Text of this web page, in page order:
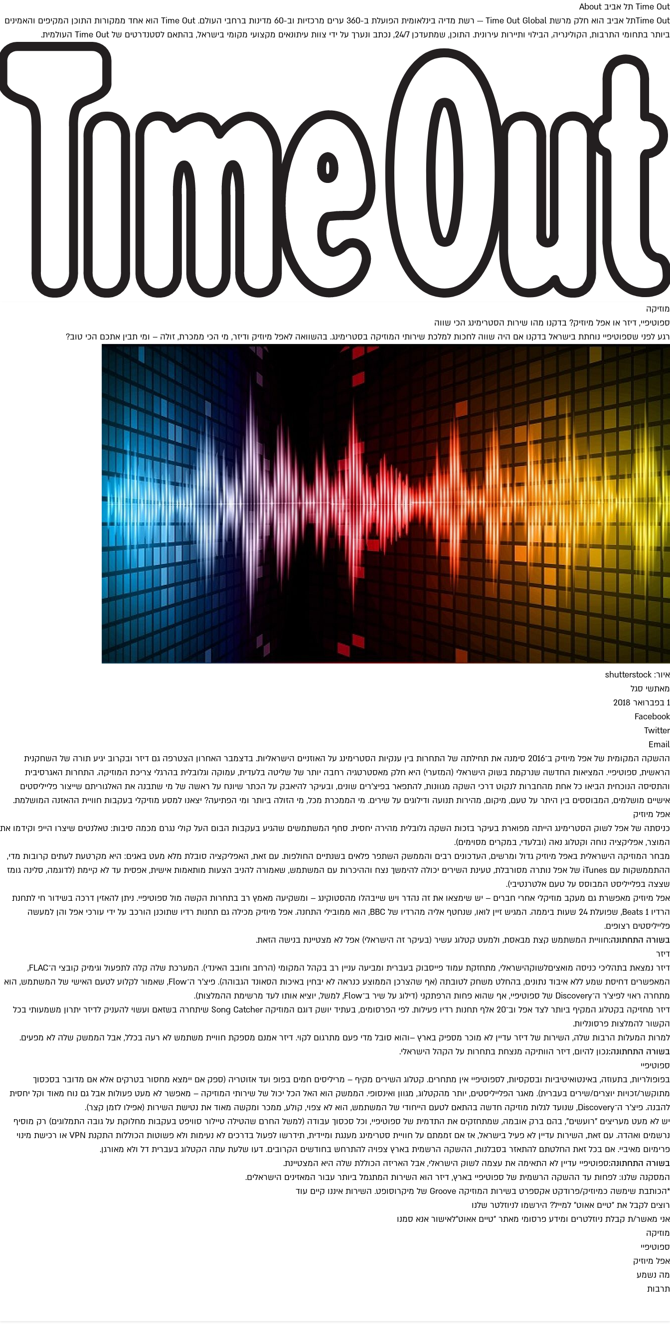
Time Out תל אביב About
Time Outתל אביב הוא חלק מרשת Time Out Global — רשת מדיה בינלאומית הפועלת ב-360 ערים מרכזיות וב-60 מדינות ברחבי העולם. Time Out הוא אחד ממקורות התוכן המקיפים והאמינים
ביותר בתחומי התרבות, הקולינריה, הבילוי ותיירות עירונית. התוכן, שמתעדכן 24/7, נכתב ונערך על ידי צוות עיתונאים מקצועי מקומי בישראל, בהתאם לסטנדרטים של Time Out העולמית.
מוזיקה
ספוטיפיי, דיזר או אפל מיוזיק? בדקנו מהו שירות הסטרימינג הכי שווה
רגע לפני שספוטיפיי נוחתת בישראל בדקנו אם היה שווה לחכות למלכת שירותי המוזיקה בסטרימינג. בהשוואה לאפל מיוזיק ודיזר, מי הכי ממכרת, זולה – ומי תבין אתכם הכי טוב?
איור: shutterstock
מאתשי סגל
1 בפברואר 2018
Facebook
Twitter
Email
ההשקה המקומית של אפל מיוזיק ב־2016 סימנה את תחילתה של התחרות בין ענקיות הסטרימינג על האוזניים הישראליות. בדצמבר האחרון הצטרפה גם דיזר ובקרוב יגיע תורה של השחקנית
הראשית, ספוטיפיי. המציאות החדשה שנרקמת בשוק הישראלי (המזערי) היא חלק מאסטרטגיה רחבה יותר של שליטה בלעדית, עמוקה וגלובלית בהרגלי צריכת המוזיקה. התחרות האגרסיבית
והתסיסה הנוכחית הביאו כל אחת מהחברות לנקוט דרכי השקה מגוונות, להתפאר בפיצ'רים שונים, ובעיקר להיאבק על הכתר שיונח על ראשה של מי שתבנה את האלגוריתם שייצור פלייליסטים
אישיים מושלמים, המבוססים בין היתר על טעם, מיקום, מהירות תנועה ודילוגים על שירים. מי הממכרת מכל, מי הזולה ביותר ומי הפתיעה? יצאנו למסע מוזיקלי בעקבות חוויית ההאזנה המושלמת.
אפל מיוזיק
כניסתה של אפל לשוק הסטרימינג הייתה מפוארת בעיקר בזכות השקה גלובלית מהירה יחסית. סחף המשתמשים שהגיע בעקבות הבום העל קולי נגרם מכמה סיבות: טאלנטים שיצרו הייפ וקידמו את
המוצר, אפליקציה נוחה וקטלוג נאה (ובלעדי, במקרים מסוימים).
מבחר המוזיקה הישראלית באפל מיוזיק גדול ומרשים, העדכונים רבים והממשק השתפר פלאים בשנתיים החולפות. עם זאת, האפליקציה סובלת מלא מעט באגים: היא מקרטעת לעתים קרובות מדי,
ההתממשקות עם iTunes של אפל נותרה מסורבלת, טעינת השירים יכולה להימשך נצח וההיכרות עם המשתמש, שאמורה להניב הצעות מותאמות אישית, אפסית עד לא קיימת (לדוגמה, סלינה גומז
שצצה בפלייליסט המבוסס על טעם אלטרנטיבי).
אפל מיוזיק מאפשרת גם מעקב מוזיקלי אחרי חברים – יש שימצאו את זה נהדר ויש שייבהלו מהסטוקינג – ומשקיעה מאמץ רב בתחרות הקשה מול ספוטיפיי. ניתן להאזין דרכה בשידור חי לתחנת
הרדיו Beats 1, שפועלת 24 שעות ביממה. המגיש זיין לואו, שנחטף אליה מהרדיו של BBC, הוא ממובילי התחנה. אפל מיוזיק מכילה גם תחנות רדיו שתוכנן הורכב על ידי עורכי אפל והן למעשה
פלייליסטים רצופים.
בשורה התחתונה:חוויית המשתמש קצת מבאסת, ולמעט קטלוג עשיר (בעיקר זה הישראלי) אפל לא מצטיינת בנישה הזאת.
דיזר
דיזר נמצאת בתהליכי כניסה מואציםלשוק
הישראלי, מתחזקת עמוד פייסבוק בעברית ומביעה עניין רב בקהל המקומי (הרחב וחובב האינדי). המערכת שלה קלה לתפעול וגימיק קובצי ה־FLAC,
המאפשרים דחיסת שמע ללא איבוד נתונים, בהחלט משחק לטובתה (אף שהצרכן הממוצע כנראה לא יבחין באיכות הסאונד הגבוהה). פיצ'ר ה־Flow, שאמור לקלוע לטעם האישי של המשתמש, הוא
מתחרה ראוי לפיצ'ר ה־Discovery של ספוטיפיי, אף שהוא פחות הרפתקני (דילוג על שיר ב־Flow, למשל, יוציא אותו לעד מרשימת ההמלצות).
דיזר מחזיקה בקטלוג המקיף ביותר לצד אפל וב־20 אלף תחנות רדיו פעילות. לפי הפרסומים, בעתיד יושק דוגם המוזיקה Song Catcher שיתחרה בשזאם ועשוי להעניק לדיזר יתרון משמעותי בכל
הקשור להמלצות פרסונליות.
למרות המעלות הרבות שלה, השירות של דיזר עדיין לא מוכר מספיק בארץ –והוא סובל מדי פעם מתרגום לקוי. דיזר אמנם מספקת חוויית משתמש לא רעה בכלל, אבל הממשק שלה לא מפעים.
בשורה התחתונה:נכון להיום, דיזר הוותיקה מנצחת בתחרות על הקהל הישראלי.
ספוטיפיי
בפופולריות, בתעוזה, באינטואיטיביות ובסקסיות, לספוטיפיי אין מתחרים. קטלוג השירים מקיף – מריליסים חמים בפופ ועד אזוטריה (ספק אם יימצא מחסור בטרקים אלא אם מדובר בסכסוך
מתוקשר/זכויות יוצרים/שירים בעברית). מאגר הפלייליסטים, יותר מהקטלוג, מגוון ואינסופי. הממשק הוא האל הכל יכול של שירותי המוזיקה – מאפשר לא מעט פעולות אבל גם נוח מאוד וקל יחסית
להבנה. פיצ'ר ה־Discovery, שנועד לגלות מוזיקה חדשה בהתאם לטעם הייחודי של המשתמש, הוא לא צפוי, קולע, ממכר ומקשה מאוד את נטישת השירות (אפילו לזמן קצר).
יש לא מעט מעריצים "רועשים", בהם ברק אובמה, שמתחזקים את התדמית של ספוטיפיי, וכל סכסוך עבודה (למשל החרם שהטילה טיילור סוויפט בעקבות מחלוקת על גובה התמלוגים) רק מוסיף
נרשמים ואהדה. עם זאת, השירות עדיין לא פעיל בישראל, אז אם זממתם על חוויית סטרימינג מענגת ומיידית, תידרשו לפעול בדרכים לא נעימות ולא פשוטות הכוללות התקנת VPN או רכישת מינוי
פרימיום מאיביי. אם בכל זאת החלטתם להתאזר בסבלנות, ההשקה הרשמית בארץ צפויה להתרחש בחודשים הקרובים. דעו שלעת עתה הקטלוג בעברית דל ולא מאורגן.
בשורה התחתונה:ספוטיפיי עדיין לא התאימה את עצמה לשוק הישראלי, אבל האריזה הכוללת שלה היא המצטיינת.
המסקנה שלנו: לפחות עד ההשקה הרשמית של ספוטיפיי בארץ, דיזר הוא השירות המתגמל ביותר עבור המאזינים הישראלים.
*הכותבת שימשה כמיוזיק/פרודקט אקספרט בשירות המוזיקה Groove של מיקרוסופט. השירות איננו קיים עוד
רוצים לקבל את ״טיים אאוט״ למייל? הירשמו לניוזלטר שלנו
אני מאשר/ת קבלת ניוזלטרים ומידע פרסומי מאתר ״טיים אאוט״לאישור אנא סמנו
מוזיקה
ספוטיפיי
אפל מיוזיק
מה נשמע
תרבות